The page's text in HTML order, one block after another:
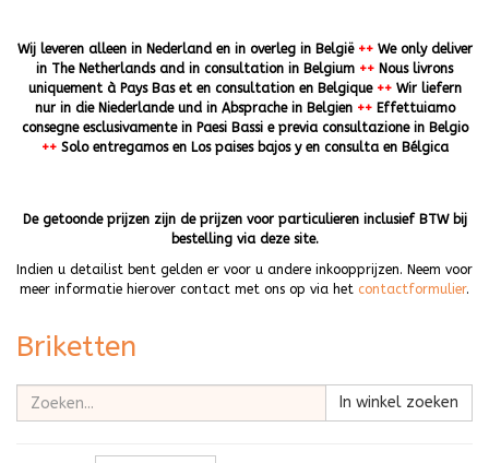
Wij leveren alleen in Nederland en in overleg in België ++We only deliver
in The Netherlands and in consultation in Belgium ++ Nous livrons
uniquement à Pays Bas et en consultation en Belgique ++Wir liefern
nur in die Niederlande und in Absprache in Belgien ++Effettuiamo
consegne esclusivamente in Paesi Bassi e previa consultazione in Belgio
++Solo entregamos en Los paises bajos y en consulta en Bélgica
De getoonde prijzen zijn de prijzen voor particulieren inclusief BTW bij
bestelling via deze site.
Indien u detailist bent gelden er voor u andere inkoopprijzen. Neem voor
meer informatie hierover contact met ons op via het contactformulier.
Briketten
In winkel zoeken